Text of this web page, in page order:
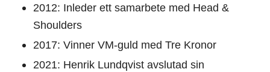
2012: Inleder ett samarbete med Head &
Shoulders
2017: Vinner VM-guld med Tre Kronor
2021: Henrik Lundqvist avslutad sin